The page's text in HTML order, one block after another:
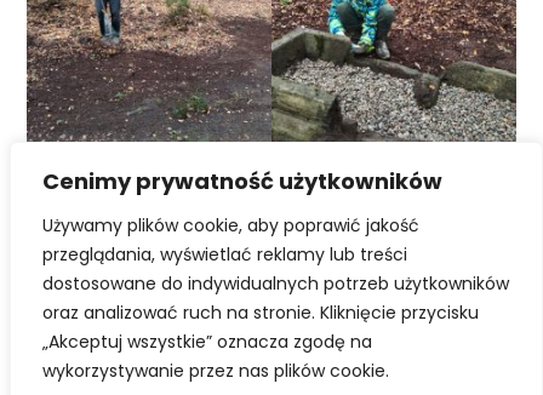
Cenimy prywatność użytkowników
Używamy plików cookie, aby poprawić jakość
przeglądania, wyświetlać reklamy lub treści
dostosowane do indywidualnych potrzeb użytkowników
oraz analizować ruch na stronie. Kliknięcie przycisku
„Akceptuj wszystkie” oznacza zgodę na
wykorzystywanie przez nas plików cookie.